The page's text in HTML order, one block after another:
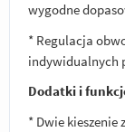
wygodne
* Regulacja
indywidualnych
Dodatki i
* Dwie kieszenie